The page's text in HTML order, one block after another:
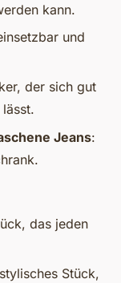
kann.
und
der sich gut
Jeans:
das jeden
Stück,